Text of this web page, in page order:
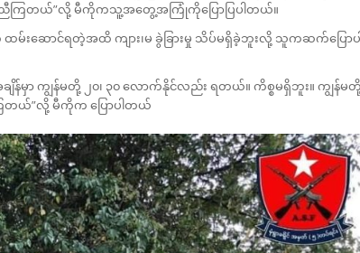
ြတယ်”လို့ မီကိုကသူ့အတွေ့အကြုံကိုပြောပြပါတယ်။
ဆောင်ရတဲ့အထိ ကျား၊မ ခွဲခြားမှု သိပ်မရှိခဲ့ဘူးလို့ သူကဆက်ပြောပ
ာ ကျွန်မတို့ ၂၀၊ ၃၀ လောက်နိုင်လည်း ရတယ်။ ကိစ္စမရှိဘူး။ ကျွန်မတို့
တယ်”လို့ မီကိုက ပြောပါတယ်